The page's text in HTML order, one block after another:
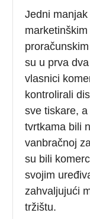
Jedni
su u prva
vlasnici
kontrolirali
sve tiskare,
tvrtkama bili
vanbračnoj
su bili
svojim
zahvaljujući
tržištu.